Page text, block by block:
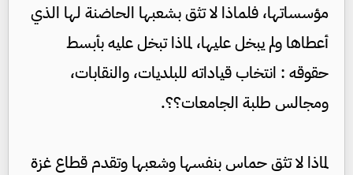
مؤسساتها، فلماذا لا تثق بشعبها الحاضنة لها الذي
أعطاها ولم يبخل عليها، لماذا تبخل عليه بأبسط
حقوقه : انتخاب قياداته للبلديات، والنقابات،
ومجالس طلبة الجامعات؟؟.
لماذا لا تثق حماس بنفسها وشعبها وتقدم قطاع غزة